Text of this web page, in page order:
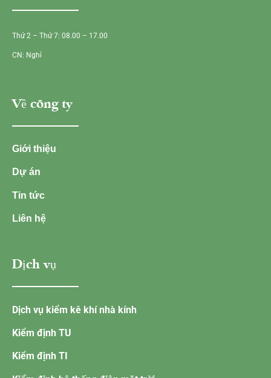
Thứ 2 – Thứ 7: 08.00 – 17.00
CN: Nghỉ
Về công ty
Giới thiệu
Dự án
Tin tức
Liên hệ
Dịch vụ
Dịch vụ kiểm kê khí nhà kính
Kiểm định TU
Kiểm định TI